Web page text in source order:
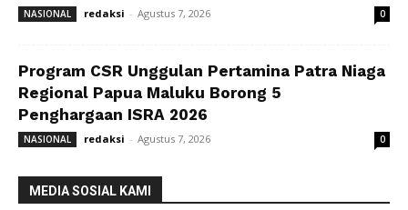
NASIONAL redaksi - Agustus 7, 2026 0
Program CSR Unggulan Pertamina Patra Niaga
Regional Papua Maluku Borong 5
Penghargaan ISRA 2026
NASIONAL redaksi - Agustus 7, 2026 0
MEDIA SOSIAL KAMI